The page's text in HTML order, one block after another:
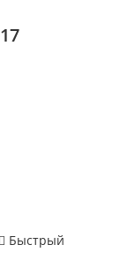
Быстрый